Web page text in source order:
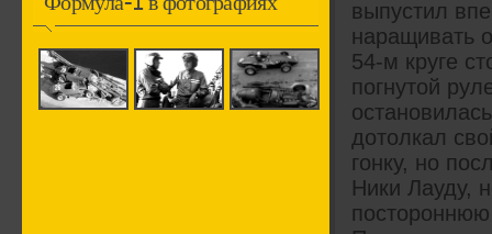
выпустил
наращивать
54-м круге
погнутой
дотолкал
гонку, но
Ники Лауду,